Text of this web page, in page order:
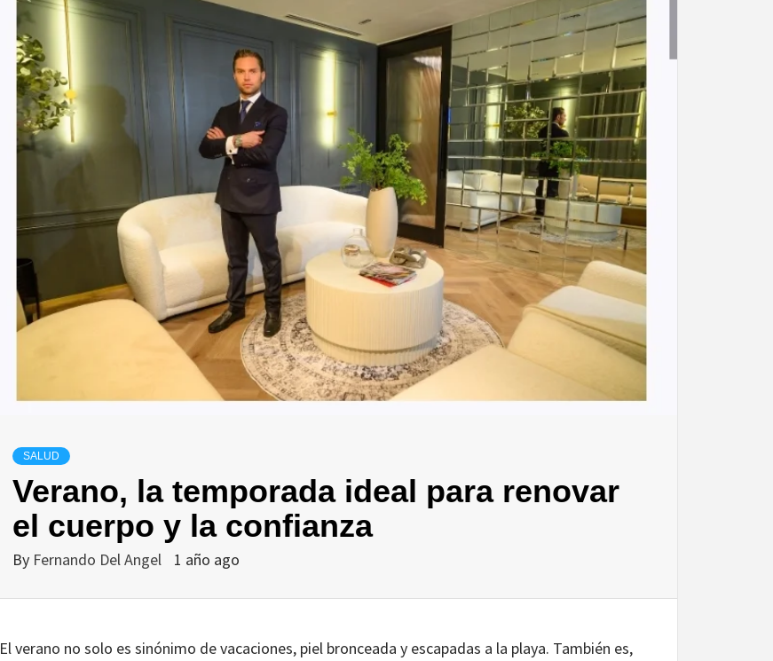
SALUD
Verano, la temporada ideal para renovar
el cuerpo y la confianza
By Fernando Del Angel 1 año ago
El verano no solo es sinónimo de vacaciones, piel bronceada y escapadas a la playa. También es,